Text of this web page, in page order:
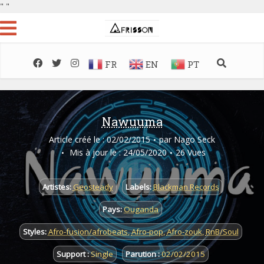
" "
FR EN PT
Nawuuma
Article créé le : 02/02/2015 par Nago Seck
Mis à jour le : 24/05/2020
26 Vues
Artistes: Geosteady Labels:Blackman Records
Pays:Ouganda
Styles:Afro-fusion/afrobeats,Afro-pop,Afro-zouk,RnB/Soul
Support :Single Parution :02/02/2015